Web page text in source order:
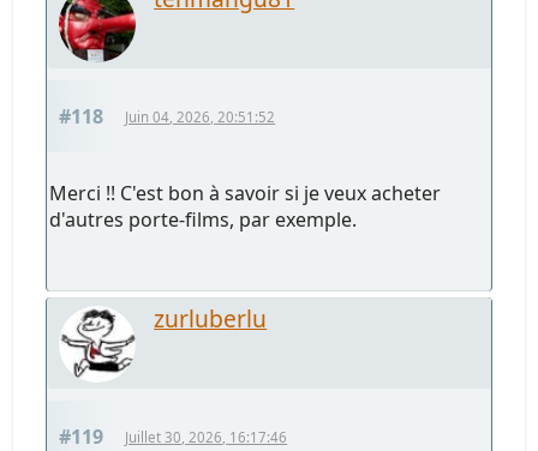
#118 Juin 04, 2026, 20:51:52
Merci !! C'est bon à savoir si je veux acheter
d'autres porte-films, par exemple.
zurluberlu
#119 Juillet 30, 2026, 16:17:46